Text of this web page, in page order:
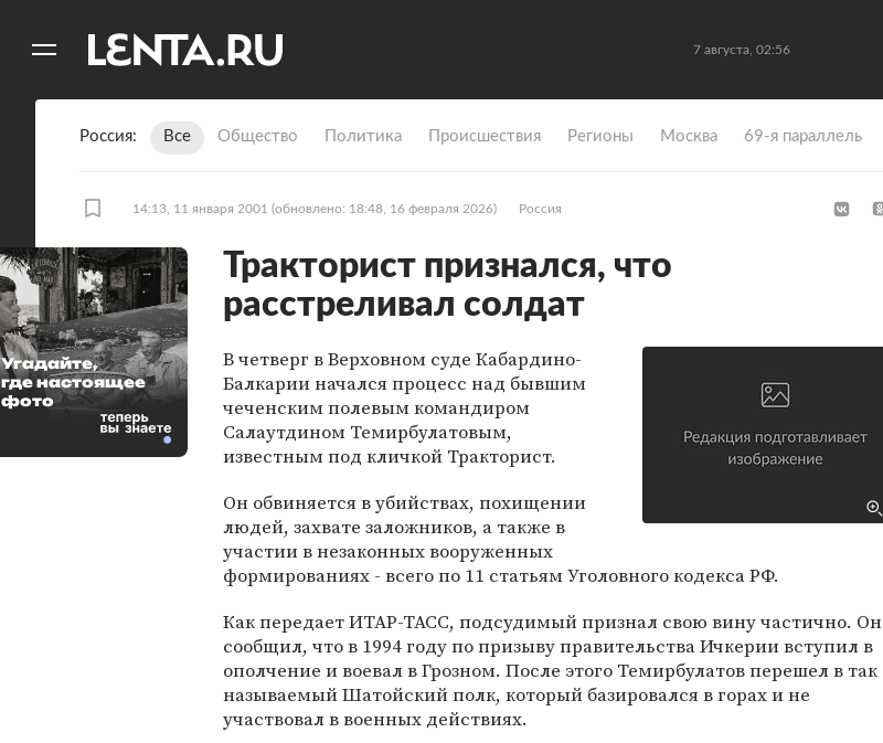
7 августа, 02:56
Россия Все Общество Политика Происшествия Регионы Москва 69-я параллель
14:13, 11 января 2001 (обновлено: 18:48, 16 февраля 2026) Россия
Тракторист признался, что
расстреливал солдат
В четверг в Верховном суде Кабардино-
Балкарии начался процесс над бывшим
чеченским полевым командиром
Салаутдином Темирбулатовым,
известным под кличкой Тракторист.
Он обвиняется в убийствах, похищении
людей, захвате заложников, а также в
участии в незаконных вооруженных
формированиях - всего по 11 статьям Уголовного кодекса РФ.
Как передает ИТАР-ТАСС, подсудимый признал свою вину частично. Он
сообщил, что в 1994 году по призыву правительства Ичкерии вступил в
ополчение и воевал в Грозном. После этого Темирбулатов перешел в так
называемый Шатойский полк, который базировался в горах и не
участвовал в военных действиях.
Угадайте,
где настоящее
фото